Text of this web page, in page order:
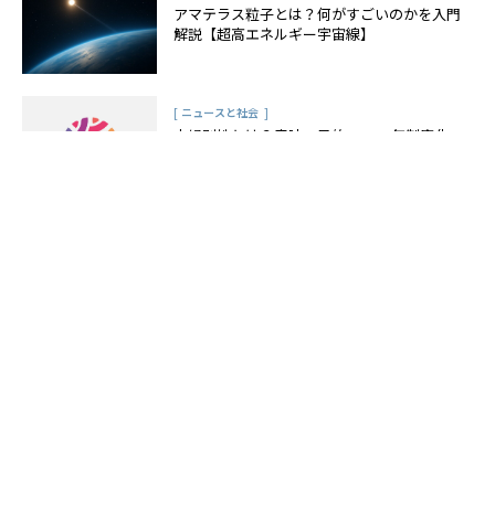
アマテラス粒子とは？何がすごいのかを入門
解説【超高エネルギー宇宙線】
[ ニュースと社会 ]
夫婦別姓とは？意味・目的・2025年制度化